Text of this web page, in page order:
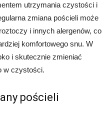
utrzymania czystości i
zmiana pościeli może
i innych alergenów, co
komfortowego snu. W
i skutecznie zmieniać
w czystości.
pościeli